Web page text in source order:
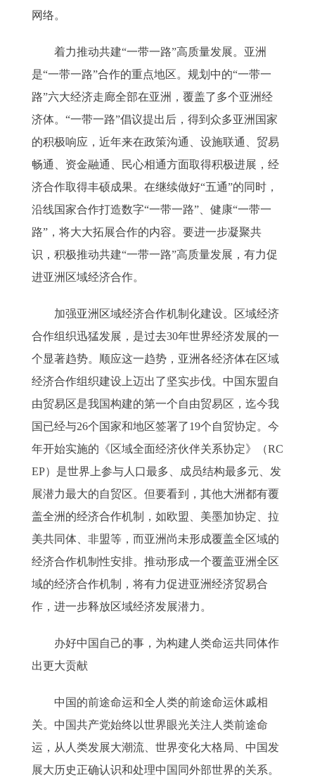
网络。
着力推动共建“一带一路”高质量发展。亚洲
是“一带一路”合作的重点地区。规划中的“一带一
路”六大经济走廊全部在亚洲，覆盖了多个亚洲经
济体。“一带一路”倡议提出后，得到众多亚洲国家
的积极响应，近年来在政策沟通、设施联通、贸易
畅通、资金融通、民心相通方面取得积极进展，经
济合作取得丰硕成果。在继续做好“五通”的同时，
沿线国家合作打造数字“一带一路”、健康“一带一
路”，将大大拓展合作的内容。要进一步凝聚共
识，积极推动共建“一带一路”高质量发展，有力促
进亚洲区域经济合作。
加强亚洲区域经济合作机制化建设。区域经济
合作组织迅猛发展，是过去30年世界经济发展的一
个显著趋势。顺应这一趋势，亚洲各经济体在区域
经济合作组织建设上迈出了坚实步伐。中国东盟自
由贸易区是我国构建的第一个自由贸易区，迄今我
国已经与26个国家和地区签署了19个自贸协定。今
年开始实施的《区域全面经济伙伴关系协定》（RC
EP）是世界上参与人口最多、成员结构最多元、发
展潜力最大的自贸区。但要看到，其他大洲都有覆
盖全洲的经济合作机制，如欧盟、美墨加协定、拉
美共同体、非盟等，而亚洲尚未形成覆盖全区域的
经济合作机制性安排。推动形成一个覆盖亚洲全区
域的经济合作机制，将有力促进亚洲经济贸易合
作，进一步释放区域经济发展潜力。
办好中国自己的事，为构建人类命运共同体作
出更大贡献
中国的前途命运和全人类的前途命运休戚相
关。中国共产党始终以世界眼光关注人类前途命
运，从人类发展大潮流、世界变化大格局、中国发
展大历史正确认识和处理中国同外部世界的关系。